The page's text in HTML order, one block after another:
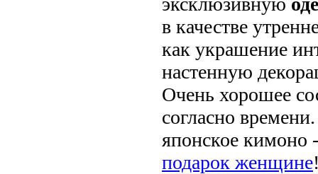
в качестве
как украшение
настенную
Очень хорошее
согласно
японское кимоно
подарок женщине